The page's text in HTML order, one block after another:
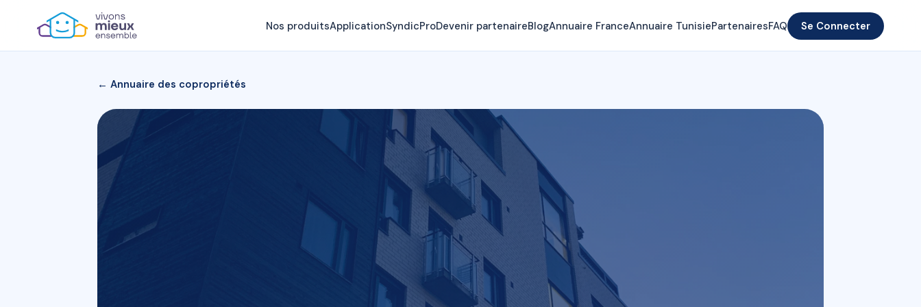
Nos produitsApplicationSyndicProDevenir partenaireBlogAnnuaire FranceAnnuaire TunisiePartenairesFAQ Se Connecter
← Annuaire des copropriétés